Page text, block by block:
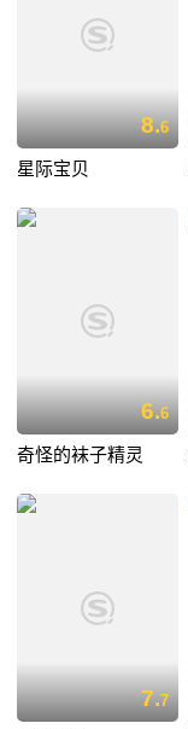
8.6
星际宝贝
6.6
奇怪的袜子精灵
7.7